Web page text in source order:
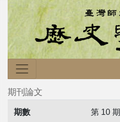
期刊論文
期數 第 10 期